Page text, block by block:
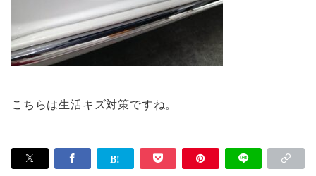
こちらは生活キズ対策ですね。